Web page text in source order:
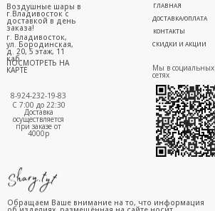
г. Владивосток,
ул. Бородинская,
д. 20, 5 этаж, 11
каб.
ПОСМОТРЕТЬ НА
КАРТЕ
ГЛАВНАЯ
ДОСТАВКА/ОПЛАТА
СКИДКИ И АКЦИИ
КОНТАКТЫ
8-924-232-19-83
С 7:00 до 22:30
Доставка
осуществляется
при заказе от
4000р
Воздушные шары в
г.Владивосток с
доставкой в день
заказа!
Мы в социальных
сетях
Обращаем Ваше внимание на то, что информация